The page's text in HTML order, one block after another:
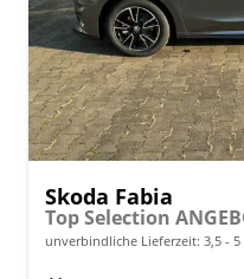
Skoda Fabia
unverbindliche Lieferzeit: 3,5 -